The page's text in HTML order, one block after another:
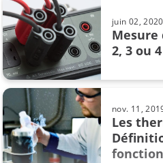
métrologie
pression
pression conversion
sondes de température
transmetteur avec
carree
juin 02, 2020
Mesure
2, 3 ou
nov. 11,
Les